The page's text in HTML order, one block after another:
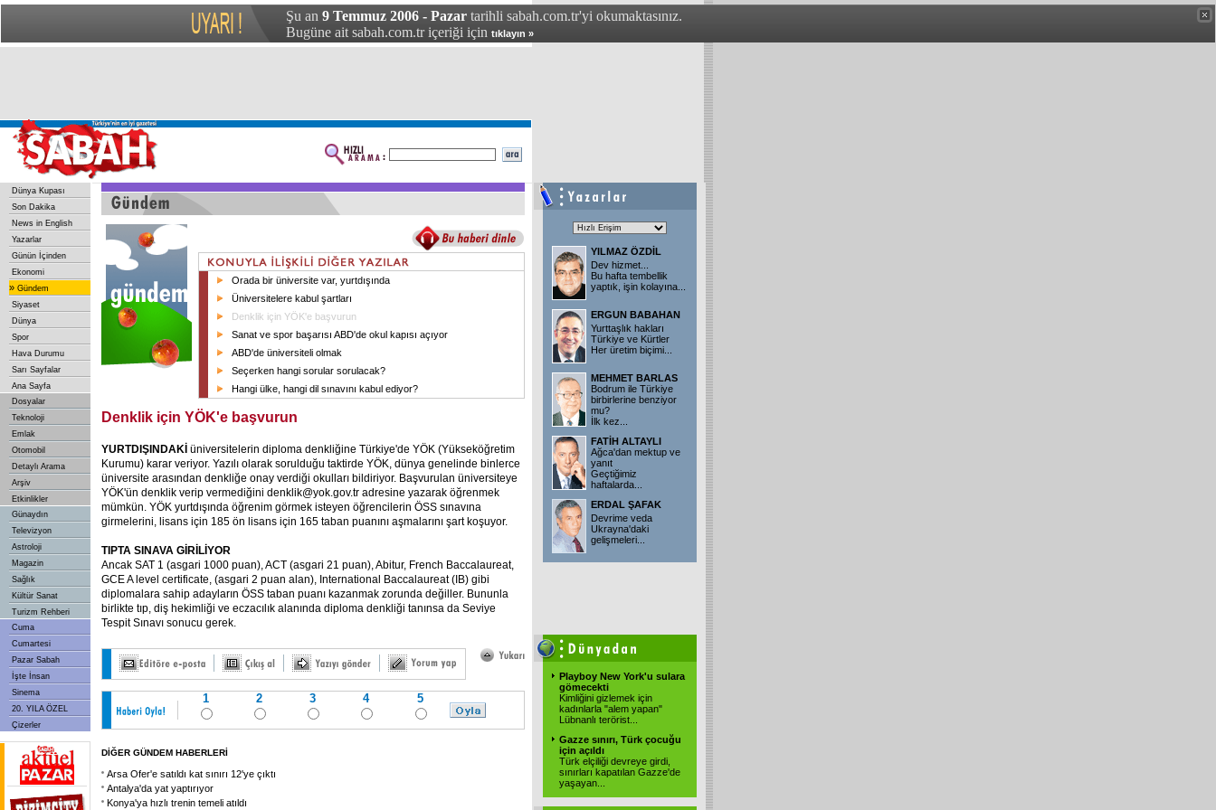
Şu an 9 Temmuz 2006 - Pazar tarihli sabah.com.tr'yi okumaktasınız.
Bugüne ait sabah.com.tr içeriği için tıklayın »
Dünya Kupası
Son Dakika
News in English
Yazarlar
Günün İçinden
Ekonomi
» Gündem
Siyaset
Dünya
Spor
Hava Durumu
Sarı Sayfalar
Ana Sayfa
Dosyalar
Teknoloji
Emlak
Otomobil
Detaylı Arama
Arşiv
Etkinlikler
Günaydın
Televizyon
Astroloji
Magazin
Sağlık
Kültür Sanat
Turizm Rehberi
Cuma
Cumartesi
Pazar Sabah
İşte İnsan
Sinema
20. YILA ÖZEL
Çizerler
Orada bir üniversite var, yurtdışında
Üniversitelere kabul şartları
Denklik için YÖK'e başvurun
Sanat ve spor başarısı ABD'de okul kapısı açıyor
ABD'de üniversiteli olmak
Seçerken hangi sorular sorulacak?
Hangi ülke, hangi dil sınavını kabul ediyor?
Denklik için YÖK'e başvurun
YURTDIŞINDAKİ üniversitelerin diploma denkliğine Türkiye'de YÖK (Yükseköğretim
Kurumu) karar veriyor. Yazılı olarak sorulduğu taktirde YÖK, dünya genelinde binlerce
üniversite arasından denkliğe onay verdiği okulları bildiriyor. Başvurulan üniversiteye
YÖK'ün denklik verip vermediğini denklik@yok.gov.tr adresine yazarak öğrenmek
mümkün. YÖK yurtdışında öğrenim görmek isteyen öğrencilerin ÖSS sınavına
girmelerini, lisans için 185 ön lisans için 165 taban puanını aşmalarını şart koşuyor.
TIPTA SINAVA GİRİLİYOR
Ancak SAT 1 (asgari 1000 puan), ACT (asgari 21 puan), Abitur, French Baccalaureat,
GCE A level certificate, (asgari 2 puan alan), International Baccalaureat (IB) gibi
diplomalara sahip adayların ÖSS taban puanı kazanmak zorunda değiller. Bununla
birlikte tıp, diş hekimliği ve eczacılık alanında diploma denkliği tanınsa da Seviye
Tespit Sınavı sonucu gerek.
1 2 3 4 5
DİĞER GÜNDEM HABERLERİ
Arsa Ofer'e satıldı kat sınırı 12'ye çıktı
Antalya'da yat yaptırıyor
Konya'ya hızlı trenin temeli atıldı
YILMAZ ÖZDİL
Dev hizmet...
Bu hafta tembellik
yaptık, işin kolayına...
ERGUN BABAHAN
Yurttaşlık hakları
Türkiye ve Kürtler
Her üretim biçimi...
MEHMET BARLAS
Bodrum ile Türkiye
birbirlerine benziyor
mu?
İlk kez...
FATİH ALTAYLI
Ağca'dan mektup ve
yanıt
Geçtiğimiz
haftalarda...
ERDAL ŞAFAK
Devrime veda
Ukrayna'daki
gelişmeleri...
Playboy New York'u sulara
gömecekti
Kimliğini gizlemek için
kadınlarla "alem yapan"
Lübnanlı terörist...
Gazze sınırı, Türk çocuğu
için açıldı
Türk elçiliği devreye girdi,
sınırları kapatılan Gazze'de
yaşayan...